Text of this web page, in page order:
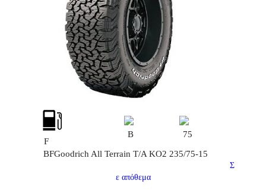
F
B 75
BFGoodrich All Terrain T/A KO2 235/75-15
Σ
ε απόθεμα